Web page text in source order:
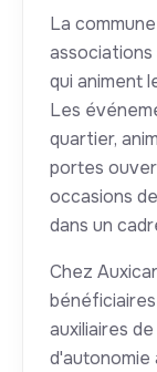
La
qui animent
Les
quartier,
portes
occasions
dans un
Chez
auxiliaires
d'autonomie